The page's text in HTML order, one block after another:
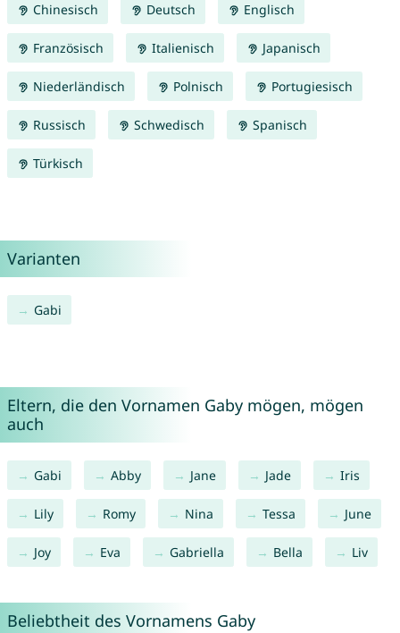
Chinesisch Deutsch Englisch
Französisch Italienisch Japanisch
Niederländisch Polnisch Portugiesisch
Russisch Schwedisch Spanisch
Türkisch
Varianten
Gabi
Eltern, die den Vornamen Gaby mögen, mögen
auch
Gabi Abby Jane Jade Iris
Lily Romy Nina Tessa June
Joy Eva Gabriella Bella Liv
Beliebtheit des Vornamens Gaby